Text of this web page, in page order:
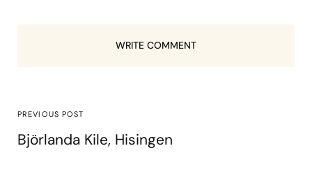
WRITE COMMENT
PREVIOUS POST
Björlanda Kile, Hisingen